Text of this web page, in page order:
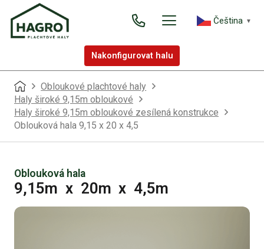
Čeština‎ ▼
Nakonfigurovat halu
Obloukové plachtové haly
Haly široké 9,15m obloukové
Haly široké 9,15m obloukové zesílená konstrukce
Oblouková hala 9,15 x 20 x 4,5
Oblouková hala
9,15m x 20m x 4,5m